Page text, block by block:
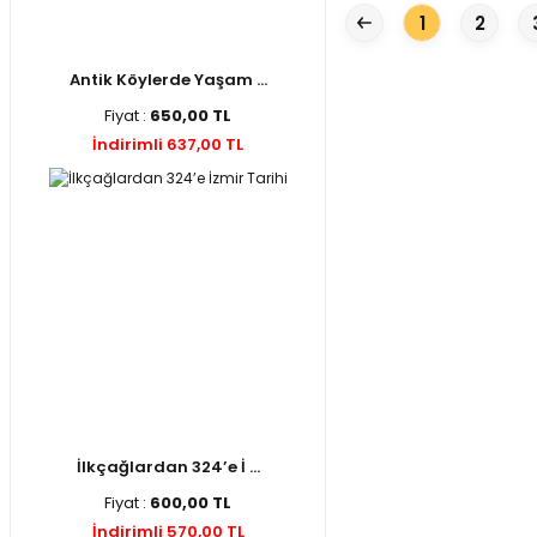
Antik Köylerde Yaşam ...
Fiyat : 650,00 TL
İndirimli 637,00 TL
İlkçağlardan 324’e İ ...
Fiyat : 600,00 TL
İndirimli 570,00 TL
1 2